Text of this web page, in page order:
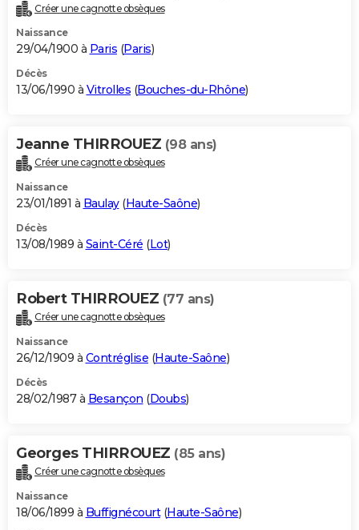
Créer une cagnotte obsèques
Naissance
29/04/1900 à Paris (Paris)
Décès
13/06/1990 à Vitrolles (Bouches-du-Rhône)
Jeanne THIRROUEZ (98 ans)
Créer une cagnotte obsèques
Naissance
23/01/1891 à Baulay(Haute-Saône)
Décès
13/08/1989 à Saint-Céré (Lot)
Robert THIRROUEZ (77 ans)
Créer une cagnotte obsèques
Naissance
26/12/1909 à Contréglise (Haute-Saône)
Décès
28/02/1987 à Besançon (Doubs)
Georges THIRROUEZ (85 ans)
Créer une cagnotte obsèques
Naissance
18/06/1899 à Buffignécourt(Haute-Saône)